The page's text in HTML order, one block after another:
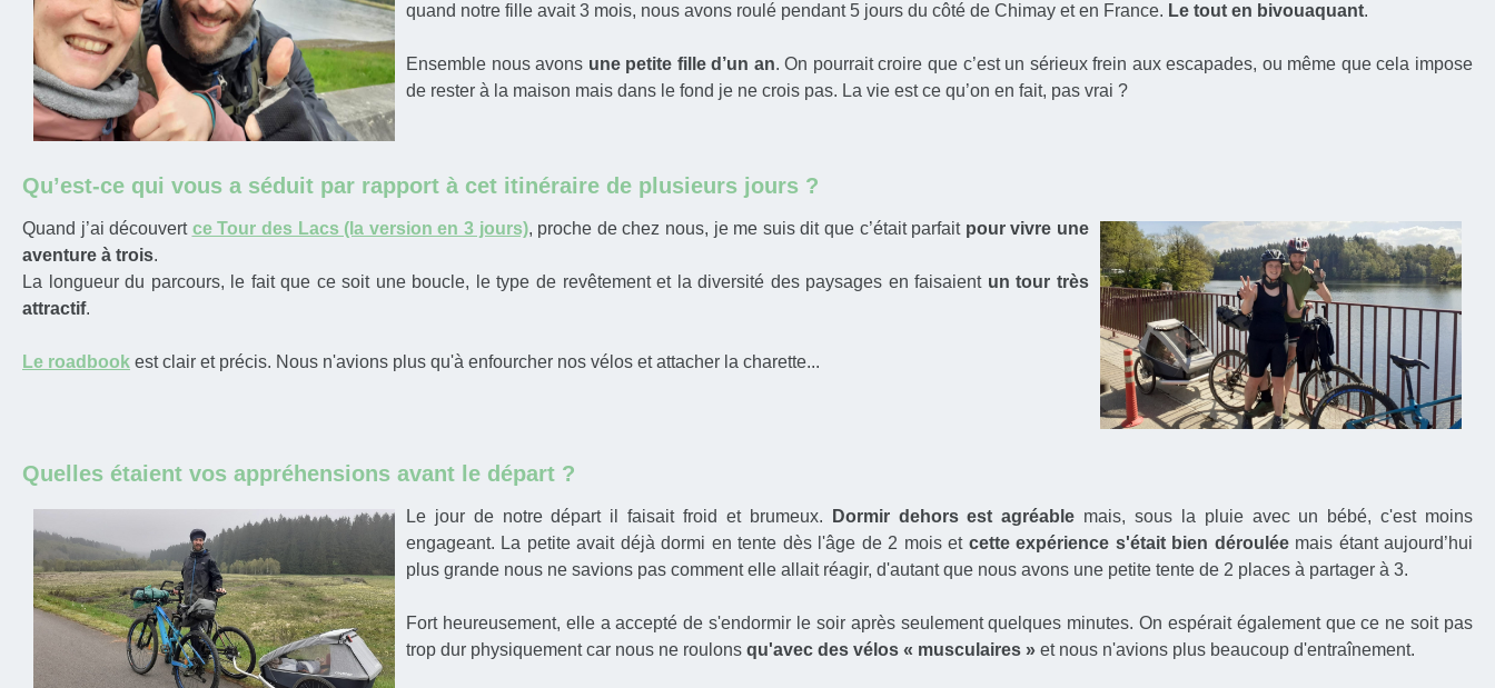
quand notre fille avait 3 mois, nous avons roulé pendant 5 jours du côté de Chimay et en France. Le tout en bivouaquant.
Ensemble nous avons une petite fille d’un an. On pourrait croire que c’est un sérieux frein aux escapades, ou même que cela impose
de rester à la maison mais dans le fond je ne crois pas. La vie est ce qu’on en fait, pas vrai ?
Qu’est-ce qui vous a séduit par rapport à cet itinéraire de plusieurs jours ?
Quand j’ai découvert ce Tour des Lacs (la version en 3 jours), proche de chez nous, je me suis dit que c’était parfait pour vivre une
aventure à trois.
La longueur du parcours, le fait que ce soit une boucle, le type de revêtement et la diversité des paysages en faisaient un tour très
attractif.
Le roadbook est clair et précis. Nous n'avions plus qu'à enfourcher nos vélos et attacher la charette...
Quelles étaient vos appréhensions avant le départ ?
Le jour de notre départ il faisait froid et brumeux. Dormir dehors est agréable mais, sous la pluie avec un bébé, c'est moins
engageant. La petite avait déjà dormi en tente dès l'âge de 2 mois et cette expérience s'était bien dérouléemais étant aujourd’hui
plus grande nous ne savions pas comment elle allait réagir, d'autant que nous avons une petite tente de 2 places à partager à 3.
Fort heureusement, elle a accepté de s'endormir le soir après seulement quelques minutes. On espérait également que ce ne soit pas
trop dur physiquement car nous ne roulons qu'avec des vélos « musculaires » et nous n'avions plus beaucoup d'entraînement.